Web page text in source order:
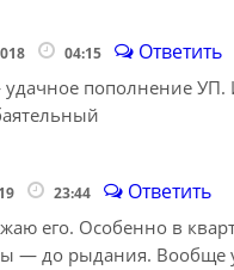
04:15 Ответить
пополнение
23:44 Ответить
его. Особенно в
— до рыдания.